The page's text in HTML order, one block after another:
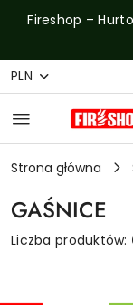
Przejdź do
Przejdź do
Przejdź do
Przejdź do
Przejdź do
Fireshop –
PLN
Strona główna
GAŚNICE
Liczba produktów: